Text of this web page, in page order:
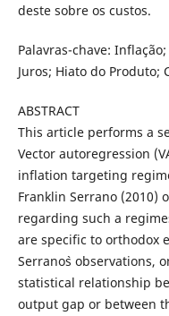
deste sobre os custos.
Palavras-chave:
Juros; Hiato do Produto;
ABSTRACT
This article performs a
Vector autoregression
inflation targeting
Franklin Serrano (2010)
regarding such a
are specific to orthodox
Serrano`s observations,
statistical relationship
output gap or between